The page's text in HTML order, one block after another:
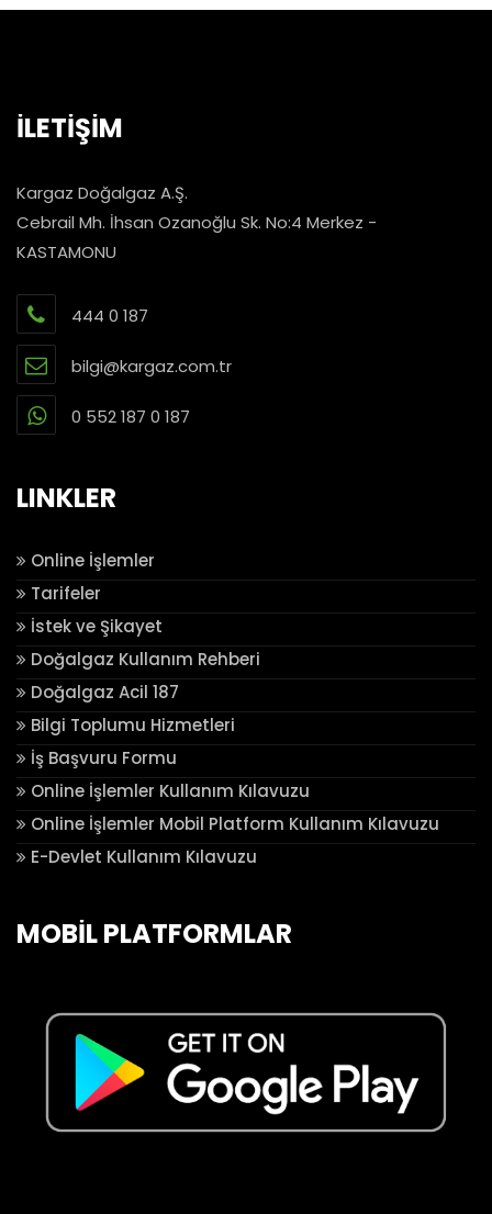
İLETİŞİM
Kargaz Doğalgaz A.Ş.
Cebrail Mh. İhsan Ozanoğlu Sk. No:4 Merkez -
KASTAMONU
444 0 187
bilgi@kargaz.com.tr
0 552 187 0 187
LINKLER
Online İşlemler
Tarifeler
İstek ve Şikayet
Doğalgaz Kullanım Rehberi
Doğalgaz Acil 187
Bilgi Toplumu Hizmetleri
İş Başvuru Formu
Online İşlemler Kullanım Kılavuzu
Online İşlemler Mobil Platform Kullanım Kılavuzu
E-Devlet Kullanım Kılavuzu
MOBİL PLATFORMLAR